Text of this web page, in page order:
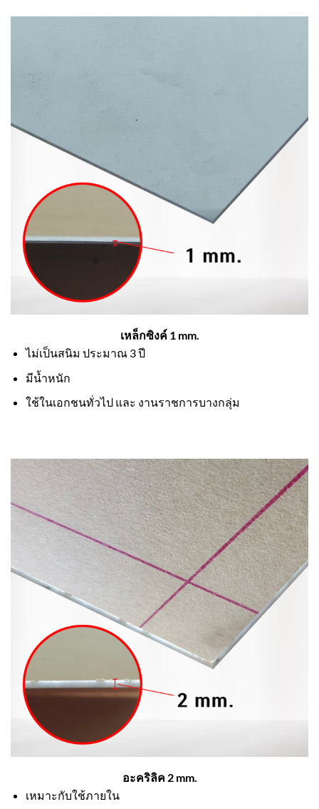
เหล็กซิงค์ 1 mm.
ไม่เป็นสนิม ประมาณ 3 ปี
มีน้ำหนัก
ใช้ในเอกชนทั่วไป และ งานราชการบางกลุ่ม
อะคริลิค 2 mm.
เหมาะกับใช้ภายใน